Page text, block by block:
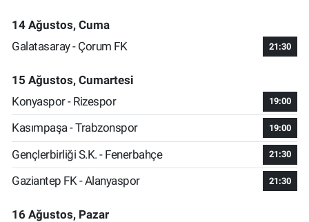
14 Ağustos, Cuma
Galatasaray - Çorum FK
21:30
15 Ağustos, Cumartesi
Konyaspor - Rizespor
19:00
Kasımpaşa - Trabzonspor 19:00
Gençlerbirliği S.K. - Fenerbahçe 21:30
Gaziantep FK - Alanyaspor 21:30
16 Ağustos, Pazar